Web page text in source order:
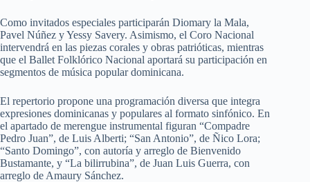
Como invitados especiales participarán Diomary la Mala,
Pavel Núñez y Yessy Savery. Asimismo, el Coro Nacional
intervendrá en las piezas corales y obras patrióticas, mientras
que el Ballet Folklórico Nacional aportará su participación en
segmentos de música popular dominicana.
El repertorio propone una programación diversa que integra
expresiones dominicanas y populares al formato sinfónico. En
el apartado de merengue instrumental figuran “Compadre
Pedro Juan”, de Luis Alberti; “San Antonio”, de Ñico Lora;
“Santo Domingo”, con autoría y arreglo de Bienvenido
Bustamante, y “La bilirrubina”, de Juan Luis Guerra, con
arreglo de Amaury Sánchez.